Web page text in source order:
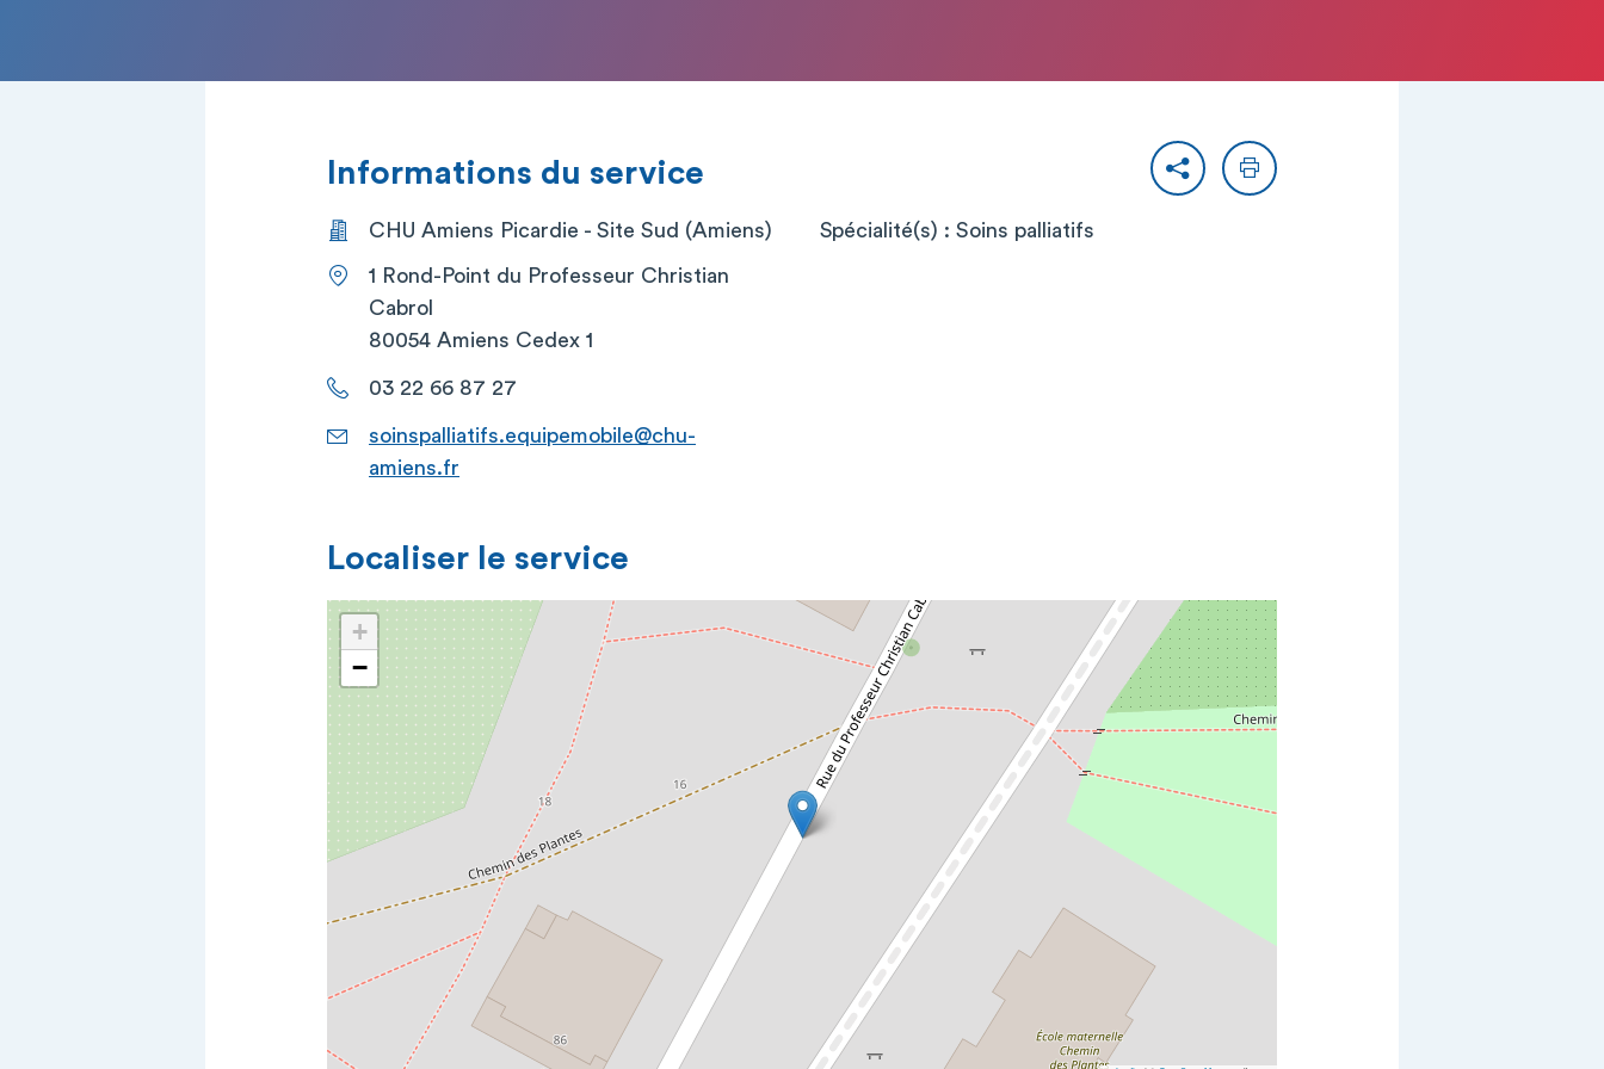
PartagerImprimer
Informations du service
CHU Amiens Picardie - Site Sud (Amiens)
1 Rond-Point du Professeur Christian
Cabrol
80054 Amiens Cedex 1
03 22 66 87 27
soinspalliatifs.equipemobile@chu-
amiens.fr
Spécialité(s) : Soins palliatifs
Localiser le service
+
−